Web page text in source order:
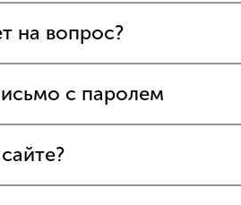
на вопрос?
с паролем